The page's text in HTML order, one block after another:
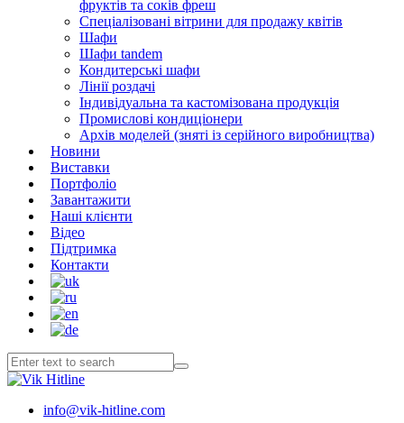
фруктів та соків фреш
Спеціалізовані вітрини для продажу квітів
Шафи
Шафи tandem
Кондитерські шафи
Лінії роздачі
Індивідуальна та кастомізована продукція
Промислові кондиціонери
Архів моделей (зняті із серійного виробництва)
Новини
Виставки
Портфоліо
Завантажити
Наші клієнти
Відео
Підтримка
Контакти
info@vik-hitline.com